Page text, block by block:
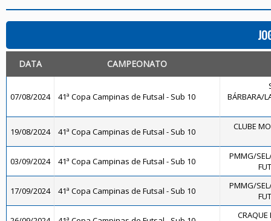
DATA CAMPEONATO
07/08/2024 41ª Copa Campinas de Futsal - Sub 10
BÁRBARA/
19/08/2024 41ª Copa Campinas de Futsal - Sub 10 CLUBE
03/09/2024 41ª Copa Campinas de Futsal - Sub 10
PMMG/
17/09/2024 41ª Copa Campinas de Futsal - Sub 10
PMMG/
CRAQUE